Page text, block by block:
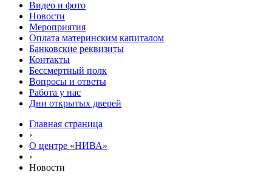
Видео и фото
Новости
Мероприятия
Оплата материнским капиталом
Банковские реквизиты
Контакты
Бессмертный полк
Вопросы и ответы
Работа у нас
Дни открытых дверей
Главная страница
›
О центре «НИВА»
›
Новости